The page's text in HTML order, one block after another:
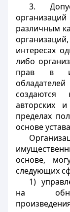
3.
различным
интересах
либо
прав в
создаются
авторских
пределах
основе
основе,
следующих
1)
на